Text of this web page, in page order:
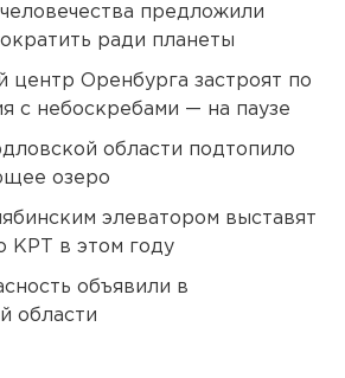
предложили
ради планеты
центр Оренбурга застроят по
с небоскребами — на паузе
области подтопило
озеро
элеватором выставят
КРТ в этом году
объявили в
области